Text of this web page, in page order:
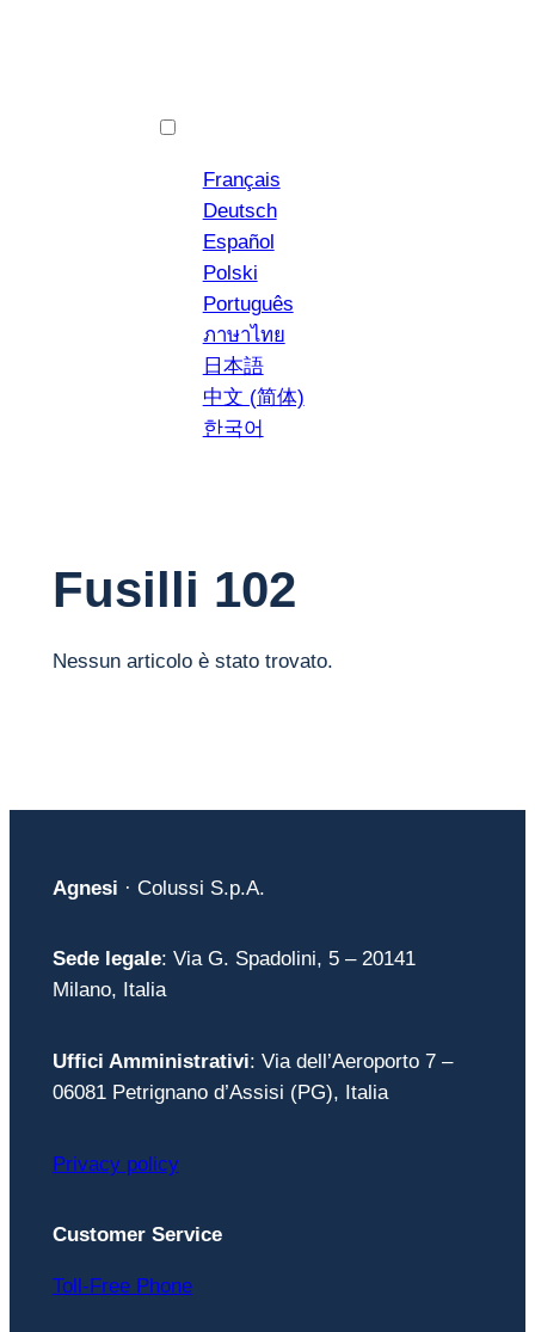
Français
Deutsch
Español
Polski
Português
ภาษาไทย
日本語
中文 (简体)
한국어
Fusilli 102
Nessun articolo è stato trovato.
Agnesi · Colussi S.p.A.
Sede legale: Via G. Spadolini, 5 – 20141
Milano, Italia
Uffici Amministrativi: Via dell’Aeroporto 7 –
06081 Petrignano d’Assisi (PG), Italia
Privacy policy
Customer Service
Toll-Free Phone